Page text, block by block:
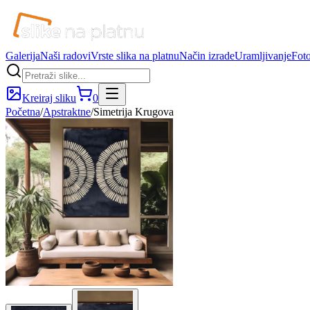
GalerijaNaši radoviVrste slika na platnuNačin izradeUramljivanje
Kreiraj sliku
0
Početna/Apstraktne/Simetrija Krugova